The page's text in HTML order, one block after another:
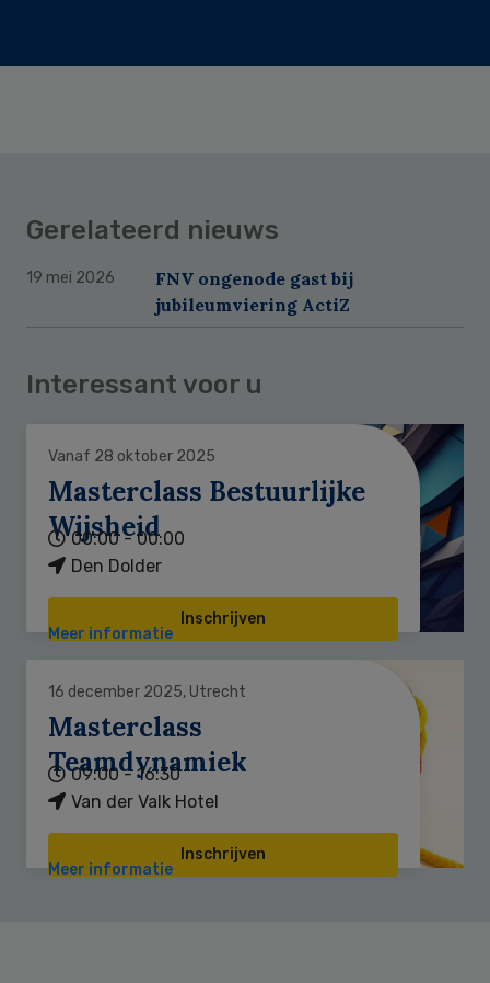
Gerelateerd nieuws
19 mei 2026
FNV ongenode gast bij
jubileumviering ActiZ
Interessant voor u
Vanaf 28 oktober 2025
Masterclass Bestuurlijke
Wijsheid
00:00 - 00:00
Den Dolder
Inschrijven
Meer informatie
16 december 2025, Utrecht
Masterclass
Teamdynamiek
09:00 - 16:30
Van der Valk Hotel
Inschrijven
Meer informatie